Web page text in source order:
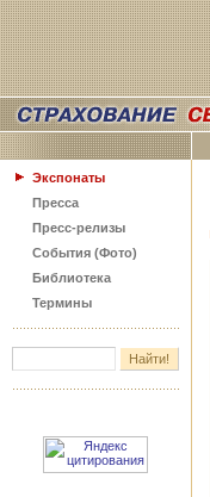
Экспонаты
Пресса
Пресс-релизы
События (Фото)
Библиотека
Термины